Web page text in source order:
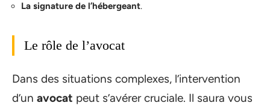
La signature de l’hébergeant.
Le rôle de l’avocat
Dans des situations complexes, l’intervention
d’un avocat peut s’avérer cruciale. Il saura vous